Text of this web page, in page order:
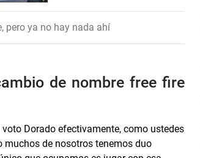
pero ya no hay nada ahí
de nombre free fire
Dorado efectivamente, como ustedes
muchos de nosotros tenemos duo